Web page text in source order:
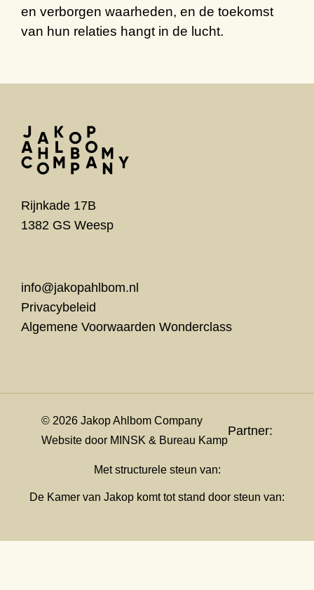
en verborgen waarheden, en de toekomst
van hun relaties hangt in de lucht.
Rijnkade 17B
1382 GS Weesp
info@jakopahlbom.nl
Privacybeleid
Algemene Voorwaarden Wonderclass
© 2026 Jakop Ahlbom Company
Website door MINSK & Bureau Kamp
Partner:
Met structurele steun van:
De Kamer van Jakop komt tot stand door steun van: